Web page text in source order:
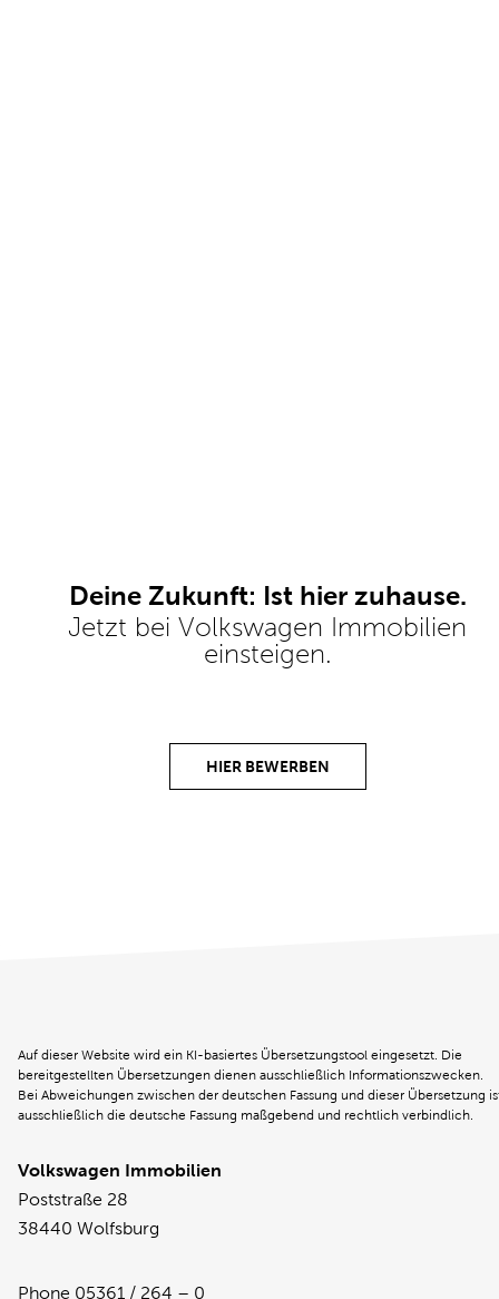
Deine Zukunft: Ist hier zuhause.
Jetzt bei Volkswagen Immobilien
einsteigen.
HIER BEWERBEN
Auf dieser Website wird ein KI-basiertes Übersetzungstool eingesetzt. Die
bereitgestellten Übersetzungen dienen ausschließlich Informationszwecken.
Bei Abweichungen zwischen der deutschen Fassung und dieser Übersetzung
ausschließlich die deutsche Fassung maßgebend und rechtlich verbindlich.
Volkswagen Immobilien
Poststraße 28
38440 Wolfsburg
Phone 05361 / 264 – 0